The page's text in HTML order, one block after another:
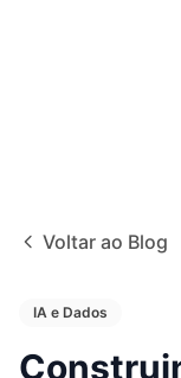
Voltar ao Blog
IA e Dados